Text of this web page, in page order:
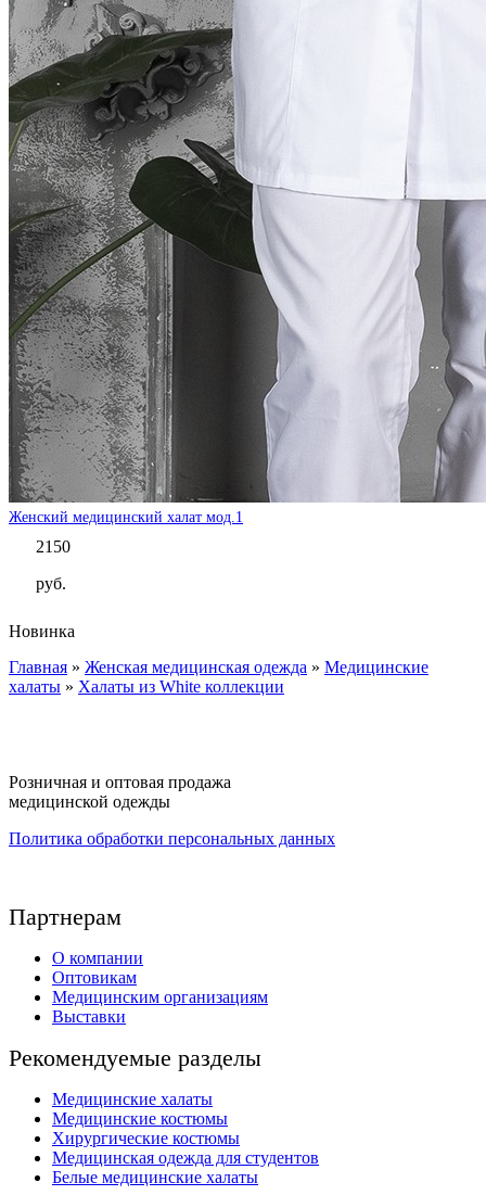
Женский медицинский халат мод.1
2150
руб.
Новинка
Вы здесь
Главная » Женская медицинская одежда » Медицинские
халаты » Халаты из White коллекции
Розничная и оптовая продажа
медицинской одежды
Политика обработки персональных данных
Партнерам
О компании
Оптовикам
Медицинским организациям
Выставки
Рекомендуемые разделы
Медицинские халаты
Медицинские костюмы
Хирургические костюмы
Медицинская одежда для студентов
Белые медицинские халаты